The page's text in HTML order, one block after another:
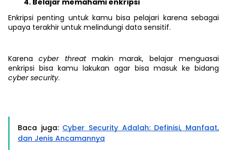
Belajar memahami enkripsi
Enkripsi penting untuk kamu bisa pelajari karena sebagai
upaya terakhir untuk melindungi data sensitif.
Karenacyber threatmakin marak, belajar menguasai
enkripsi bisa kamu lakukan agar bisa masuk ke bidang
cyber security.
Baca juga: Cyber Security Adalah: Definisi, Manfaat,
dan Jenis Ancamannya